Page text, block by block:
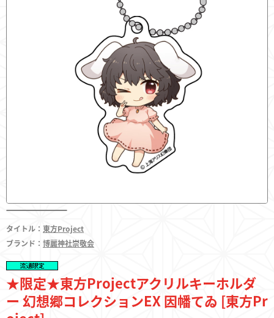
トレーディングカード
ご利用案内
決済・配送
タイトル： 東方Project
ブランド： 博麗神社崇敬会
★限定★東方Projectアクリルキーホルダ
ー 幻想郷コレクションEX 因幡てゐ [東方Pr